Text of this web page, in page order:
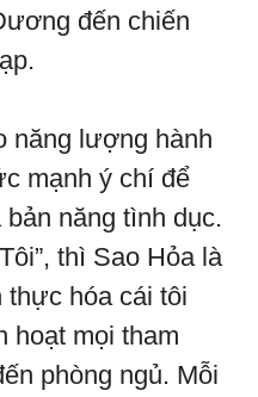
đến chiến
năng lượng hành
mạnh ý chí để
năng tình dục.
thì Sao Hỏa là
thực hóa cái tôi
hoạt mọi tham
phòng ngủ. Mỗi